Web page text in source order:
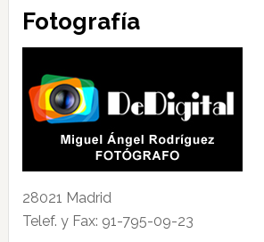
Fotografía
28021 Madrid
Telef. y Fax: 91-795-09-23